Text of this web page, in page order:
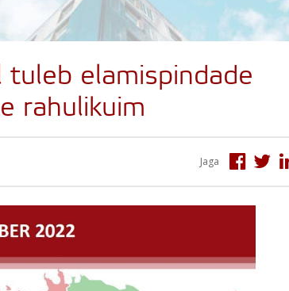
elamispindade
rahulikuim
Jaga